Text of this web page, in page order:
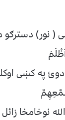
( نور)
په کښی
نوخامخا